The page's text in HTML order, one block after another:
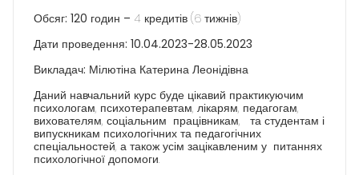
Обсяг: 120 годин – 4 кредитів (6 тижнів)
Дати проведення: 10.04.2023-28.05.2023
Викладач: Мілютіна Катерина Леонідівна
Даний навчальний курс буде цікавий практикуючим
психологам, психотерапевтам, лікарям, педагогам,
вихователям, соціальним працівникам, та студентам і
випускникам психологічних та педагогічних
спеціальностей, а також усім зацікавленим у питаннях
психологічної допомоги.